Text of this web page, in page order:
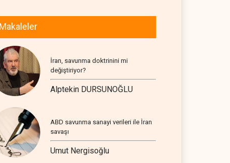
Makaleler
İran, savunma doktrinini mi
değiştiriyor?
Alptekin DURSUNOĞLU
ABD savunma sanayi verileri ile İran
savaşı
Umut Nergisoğlu